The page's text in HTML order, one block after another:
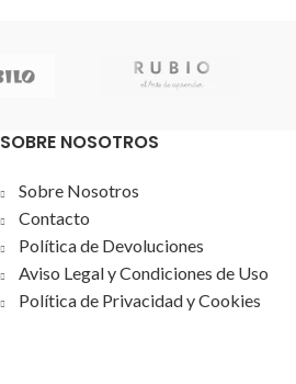
SOBRE NOSOTROS
Sobre Nosotros
Contacto
Política de Devoluciones
Aviso Legal y Condiciones de Uso
Política de Privacidad y Cookies